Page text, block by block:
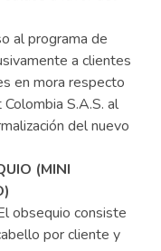
al programa de
a clientes
en mora respecto
S.A.S. al
del nuevo
(MINI
obsequio consiste
por cliente y